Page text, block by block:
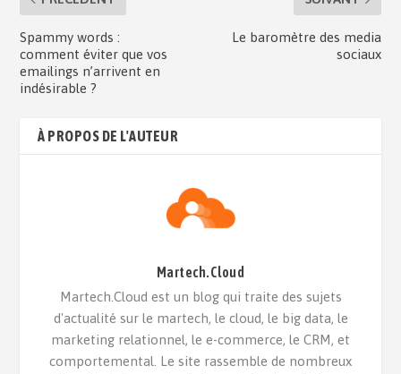
Spammy words :
comment éviter que vos
emailings n’arrivent en
indésirable ?
Le baromètre des media
sociaux
À PROPOS DE L'AUTEUR
Martech.Cloud
Martech.Cloud est un blog qui traite des sujets
d'actualité sur le martech, le cloud, le big data, le
marketing relationnel, le e-commerce, le CRM, et
comportemental. Le site rassemble de nombreux